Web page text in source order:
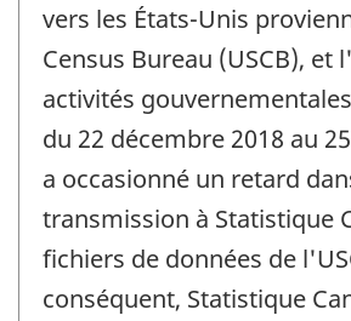
vers les États-Unis
Census Bureau (USCB), et
activités
du 22 décembre 2018 au
a occasionné un retard
transmission à Statistique
fichiers de données de
conséquent, Statistique